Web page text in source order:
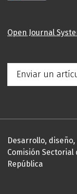
Open Journal
Enviar un
Desarrollo,
Comisión
República